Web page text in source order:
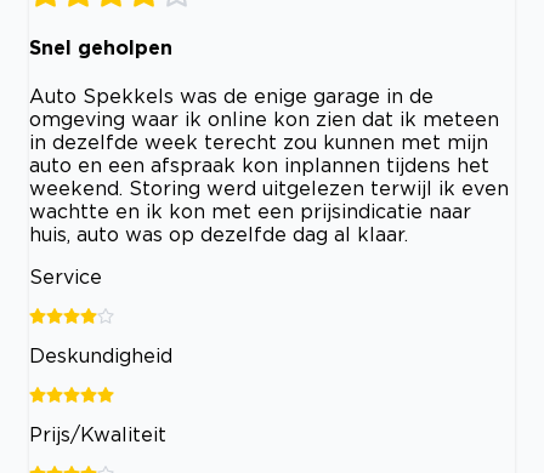
Snel geholpen
Auto Spekkels was de enige garage in de
omgeving waar ik online kon zien dat ik meteen
in dezelfde week terecht zou kunnen met mijn
auto en een afspraak kon inplannen tijdens het
weekend. Storing werd uitgelezen terwijl ik even
wachtte en ik kon met een prijsindicatie naar
huis, auto was op dezelfde dag al klaar.
Service
Deskundigheid
Prijs/Kwaliteit